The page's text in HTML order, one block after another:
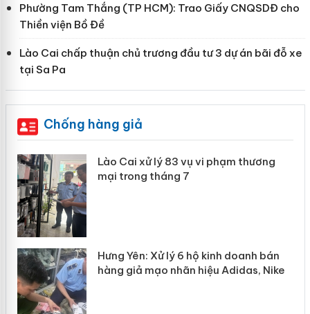
Phường Tam Thắng (TP HCM): Trao Giấy CNQSDĐ cho
Thiền viện Bồ Đề
Lào Cai chấp thuận chủ trương đầu tư 3 dự án bãi đỗ xe
tại Sa Pa
Chống hàng giả
Lào Cai xử lý 83 vụ vi phạm thương
mại trong tháng 7
Hưng Yên: Xử lý 6 hộ kinh doanh bán
hàng giả mạo nhãn hiệu Adidas, Nike